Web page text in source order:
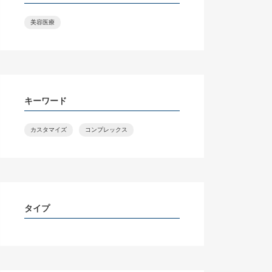
美容医療
キーワード
カスタマイズ コンプレックス
タイプ